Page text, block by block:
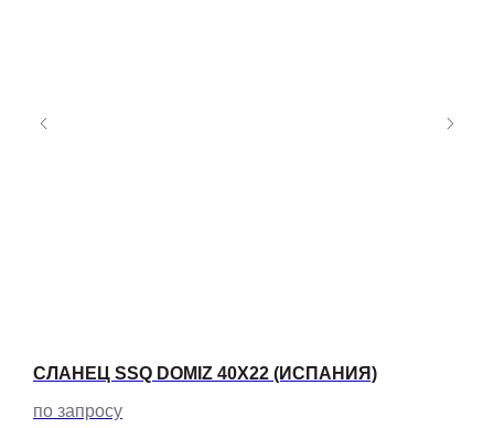
СЛАНЕЦ SSQ DOMIZ 40Х22 (ИСПАНИЯ)
по запросу